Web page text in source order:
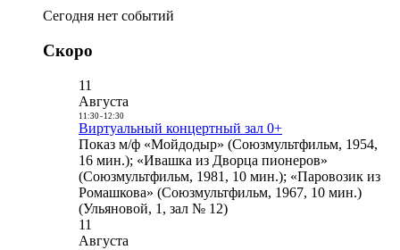
Сегодня нет событий
Скоро
11
Августа
11:30- 12:30
Виртуальный концертный зал 0+
Показ м/ф «Мойдодыр» (Союзмультфильм, 1954,
16 мин.); «Ивашка из Дворца пионеров»
(Союзмультфильм, 1981, 10 мин.); «Паровозик из
Ромашкова» (Союзмультфильм, 1967, 10 мин.)
(Ульяновой, 1, зал № 12)
11
Августа